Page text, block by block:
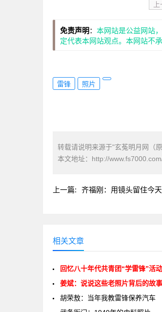
免责声明 ： 本网站是公益网站
定代表本网站观点。本网站不
雷锋 照片
转载请说明来源于"玄菟明月网（
本文地址： http://
上一篇: 齐福刚：用镜头留住今
相关文章
回忆八十年代共青团“学雷锋”活
姜斌：说说这些老照片背后的故事
胡荣敖：当年我教雷锋保养汽车